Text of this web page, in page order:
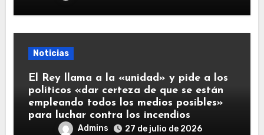
Noticias
El Rey llama a la «unidad» y pide a los
políticos «dar certeza de que se están
empleando todos los medios posibles»
para luchar contra los incendios
Admins 27 de julio de 2026